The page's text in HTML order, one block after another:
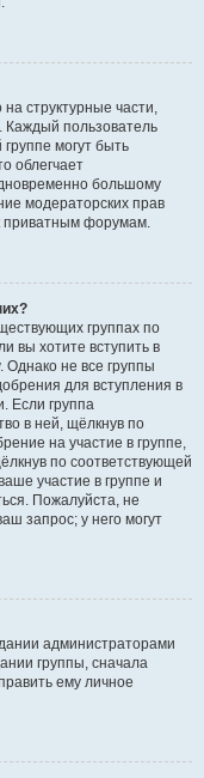
структурные части,
пользователь
группе могут быть
облегчает
большому
модераторских прав
приватным форумам.
группах по
вы хотите вступить в
Однако не все группы
для вступления в
Если группа
в ней, щёлкнув по
на участие в группе,
по соответствующей
участие в группе и
Пожалуйста, не
запрос; у него могут
администраторами
группы, сначала
ему личное